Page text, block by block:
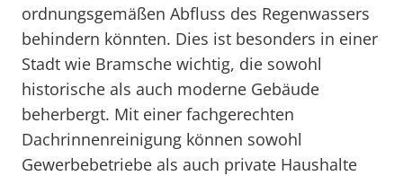
ordnungsgemäßen Abfluss des Regenwassers
behindern könnten. Dies ist besonders in einer
Stadt wie Bramsche wichtig, die sowohl
historische als auch moderne Gebäude
beherbergt. Mit einer fachgerechten
Dachrinnenreinigung können sowohl
Gewerbebetriebe als auch private Haushalte